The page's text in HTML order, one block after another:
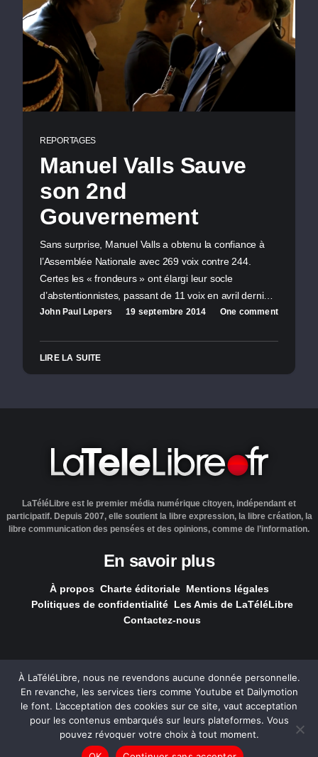
REPORTAGES
Manuel Valls Sauve
son 2nd
Gouvernement
Sans surprise, Manuel Valls a obtenu la confiance à
l’Assemblée Nationale avec 269 voix contre 244.
Certes les « frondeurs » ont élargi leur socle
d’abstentionnistes, passant de 11 voix en avril derni…
John Paul Lepers 19 septembre 2014 One comment
LIRE LA SUITE
LaTéléLibre est le premier média numérique citoyen, indépendant et
participatif. Depuis 2007, elle soutient la libre expression, la libre création, la
libre communication des pensées et des opinions, comme de l’information.
En savoir plus
À propos Charte éditoriale Mentions légales
Politiques de confidentialité Les Amis de LaTéléLibre
Contactez-nous
LaTéléLibre.fr, ce site a été réalisé par l'agenceNOUS, Ouvert,
Utile & Simple
— Tous les contenus, sauf exception signalée, sont
À LaTéléLibre, nous ne revendons aucune donnée personnelle.
En revanche, les services tiers comme Youtube et Dailymotion
le font. L’acceptation des cookies sur ce site, vaut acceptation
pour les contenus embarqués sur leurs plateformes. Vous
pouvez révoquer votre choix à tout moment.